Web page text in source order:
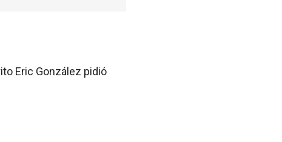
Eric González pidió